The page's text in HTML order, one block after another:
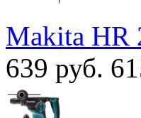
Makita HR
639 руб.